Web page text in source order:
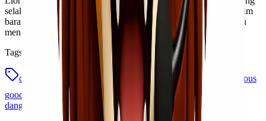
selalu mengutamakan keselamatan dan keamanan dalam mengirim
barang atau dokumen Anda dan memiliki komitmen untuk selalu
mengirim barang ke tujuan dalam kondisi aman dan baik.
Tags
cara mengirimkan dangerous goods
mengirimkan dangerous
goods
pengiriman dangerous goods
tips mengirimkan
dangerous goods